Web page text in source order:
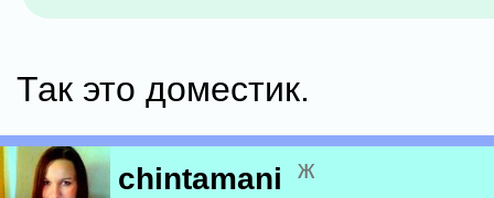
Так это доместик.
chintamani ж